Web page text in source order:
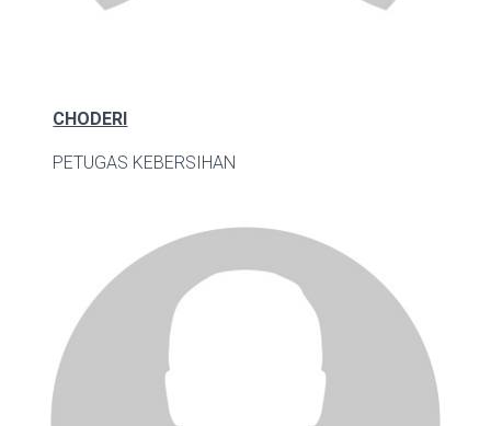
CHODERI
PETUGAS KEBERSIHAN